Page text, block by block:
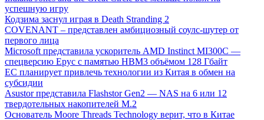
успешную игру
Кодзима заснул играя в Death Stranding 2
COVENANT – представлен амбициозный соулс-шутер от
первого лица
Microsoft представила ускоритель AMD Instinct MI300C —
спецверсию Epyc с памятью HBM3 объёмом 128 Гбайт
ЕС планирует привлечь технологии из Китая в обмен на
субсидии
Asustor представила Flashstor Gen2 — NAS на 6 или 12
твердотельных накопителей M.2
Основатель Moore Threads Technology верит, что в Китае